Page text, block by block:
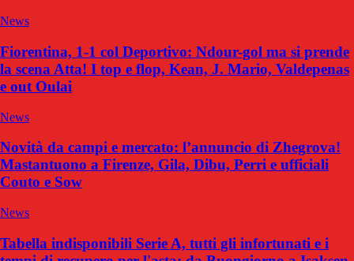
News
Fiorentina, 1-1 col Deportivo: Ndour-gol ma si prende
la scena Atta! I top e flop, Kean, J. Mario, Valdepenas
e out Oulai
News
Novità da campi e mercato: l’annuncio di Zhegrova!
Mastantuono a Firenze, Gila, Dibu, Perri e ufficiali
Couto e Sow
News
Tabella indisponibili Serie A, tutti gli infortunati e i